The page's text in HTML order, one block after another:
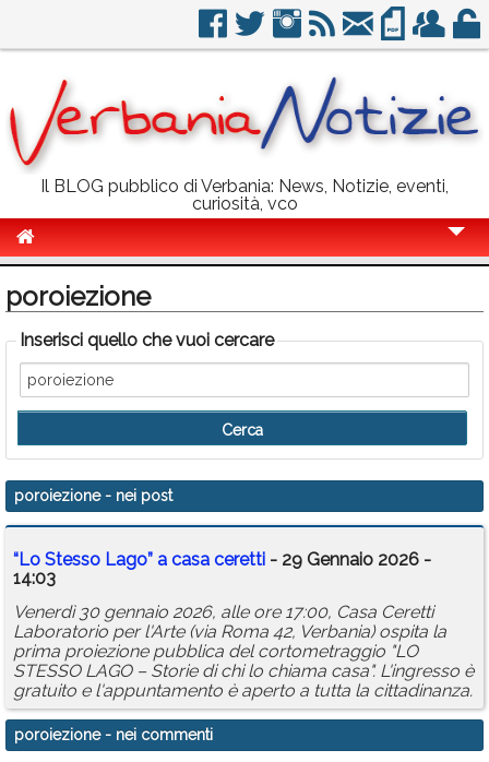
Il BLOG pubblico di Verbania: News, Notizie, eventi,
curiosità, vco
Politica
Sport
Eventi
Info Utili
Rubriche
Calendario
Annunci
poroiezione
Inserisci quello che vuoi cercare
poroiezione- nei post
“Lo Stesso Lago” a casa ceretti - 29 Gennaio 2026 -
14:03
Venerdì 30 gennaio 2026, alle ore 17:00, Casa Ceretti
Laboratorio per l'Arte (via Roma 42, Verbania) ospita la
prima proiezione pubblica del cortometraggio "LO
STESSO LAGO – Storie di chi lo chiama casa". L'ingresso è
gratuito e l'appuntamento è aperto a tutta la cittadinanza.
poroiezione- nei commenti